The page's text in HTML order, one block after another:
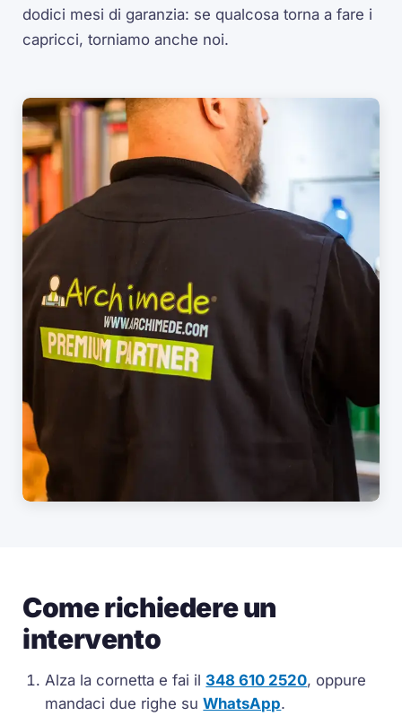
dodici mesi di garanzia: se qualcosa torna a fare i
capricci, torniamo anche noi.
Come richiedere un
intervento
Alza la cornetta e fai il 348 610 2520, oppure
mandaci due righe suWhatsApp.